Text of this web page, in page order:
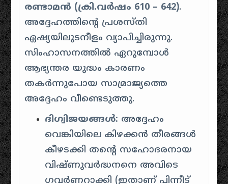
രണ്ടാമൻ (ക്രി.വർഷം 610 – 642).
അദ്ദേഹത്തിന്റെ പ്രശസ്തി
ഏഷ്യയിലുടനീളം വ്യാപിച്ചിരുന്നു.
സിംഹാസനത്തിൽ ഏറുമ്പോൾ
ആഭ്യന്തര യുദ്ധം കാരണം
തകർന്നുപോയ സാമ്രാജ്യത്തെ
അദ്ദേഹം വീണ്ടെടുത്തു.
ദിഗ്വിജയങ്ങൾ: അദ്ദേഹം
വെങ്കിയിലെ കിഴക്കൻ തീരങ്ങൾ
കീഴടക്കി തന്റെ സഹോദരനായ
വിഷ്ണുവർദ്ധനനെ അവിടെ
ഗവർണറാക്കി (ഇതാണ് പിന്നീട്